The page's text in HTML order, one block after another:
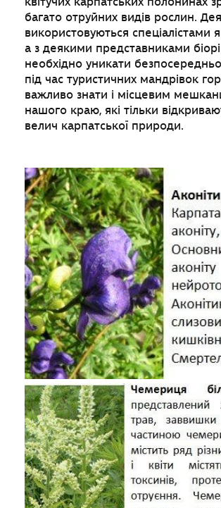
багато отруйних видів рослин.
використовуються спеціалістами
а з деякими представниками
необхідно уникати
під час туристичних мандрівок
важливо знати і місцевим
нашого краю, які тільки
велич карпатської природи.